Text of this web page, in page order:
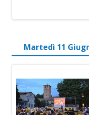
Martedì 11